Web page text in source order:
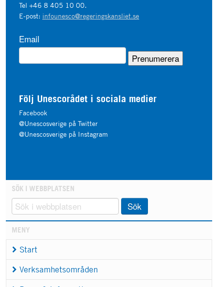
Tel +46 8 405 10 00.
E-post: infounesco@regeringskansliet.se
Email
Följ Unescorådet i sociala medier
Facebook
@Unescosverige på Twitter
@Unescosverige på Instagram
SÖK I WEBBPLATSEN
Sök
MENY
Start
Verksamhetsområden